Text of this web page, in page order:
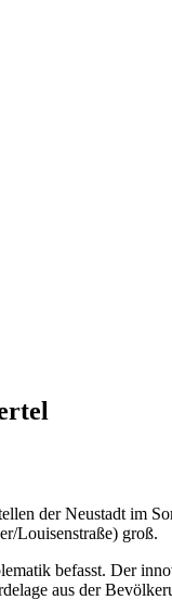
der Neustadt im
Louisenstraße) groß.
befasst. Der
aus der